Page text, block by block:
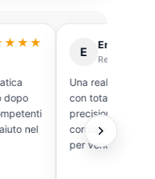
dopo
nel
E Emi Maio
Recensione
Una realtà
con totale
precisione tecnica
cordiale e super
per venditori e